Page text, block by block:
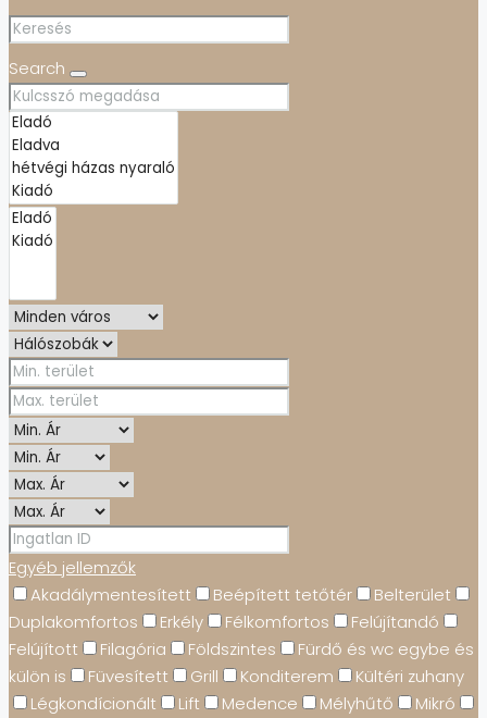
Search
Egyéb jellemzők
Akadálymentesített
Beépített tetőtér
Belterület
Duplakomfortos
Erkély Félkomfortos
Felújítandó
Felújított
Filagória Földszintes
Fürdő és wc egybe és
külön is
Füvesített Grill Konditerem
Kültéri zuhany
Légkondícionált
Lift Medence Mélyhűtő
Mikró